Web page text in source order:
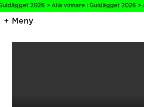
2026 > Alla vinnare i Guldägget 2026
Meny